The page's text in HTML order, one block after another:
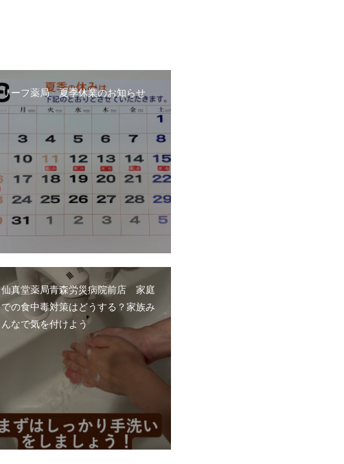
リーフ薬局 夏季休業のお知らせ
仙真堂薬局青森労災病院前店 家庭
での食中毒対策はどうする？家族み
んなで気を付けよう